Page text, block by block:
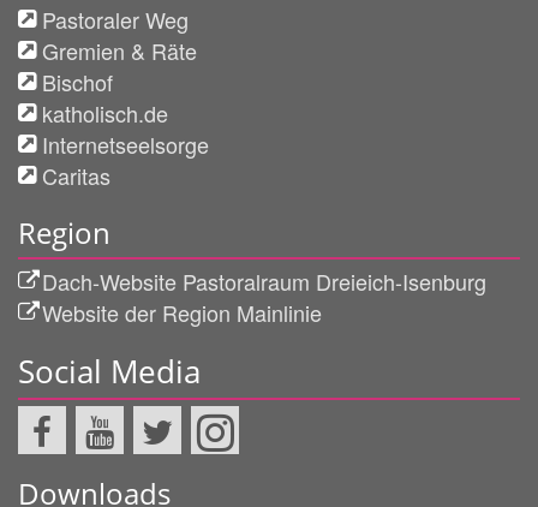
Pastoraler Weg
Gremien & Räte
Bischof
katholisch.de
Internetseelsorge
Caritas
Region
Dach-Website Pastoralraum Dreieich-Isenburg
Website der Region Mainlinie
Social Media
Downloads